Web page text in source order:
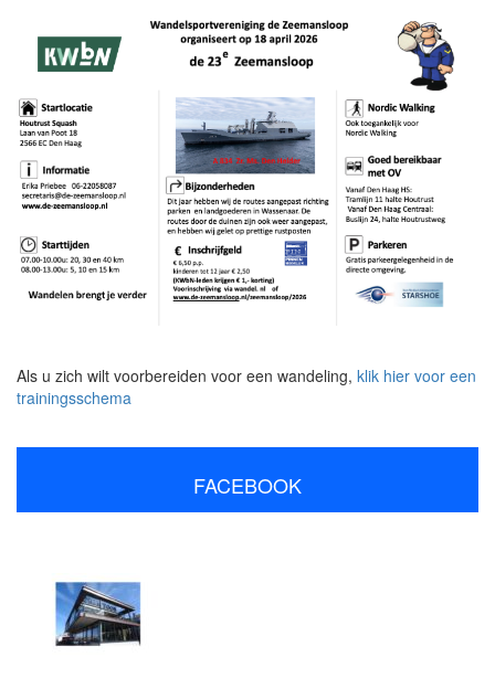
Als u zich wilt voorbereiden voor een wandeling, klik hier voor een
trainingsschema
FACEBOOK